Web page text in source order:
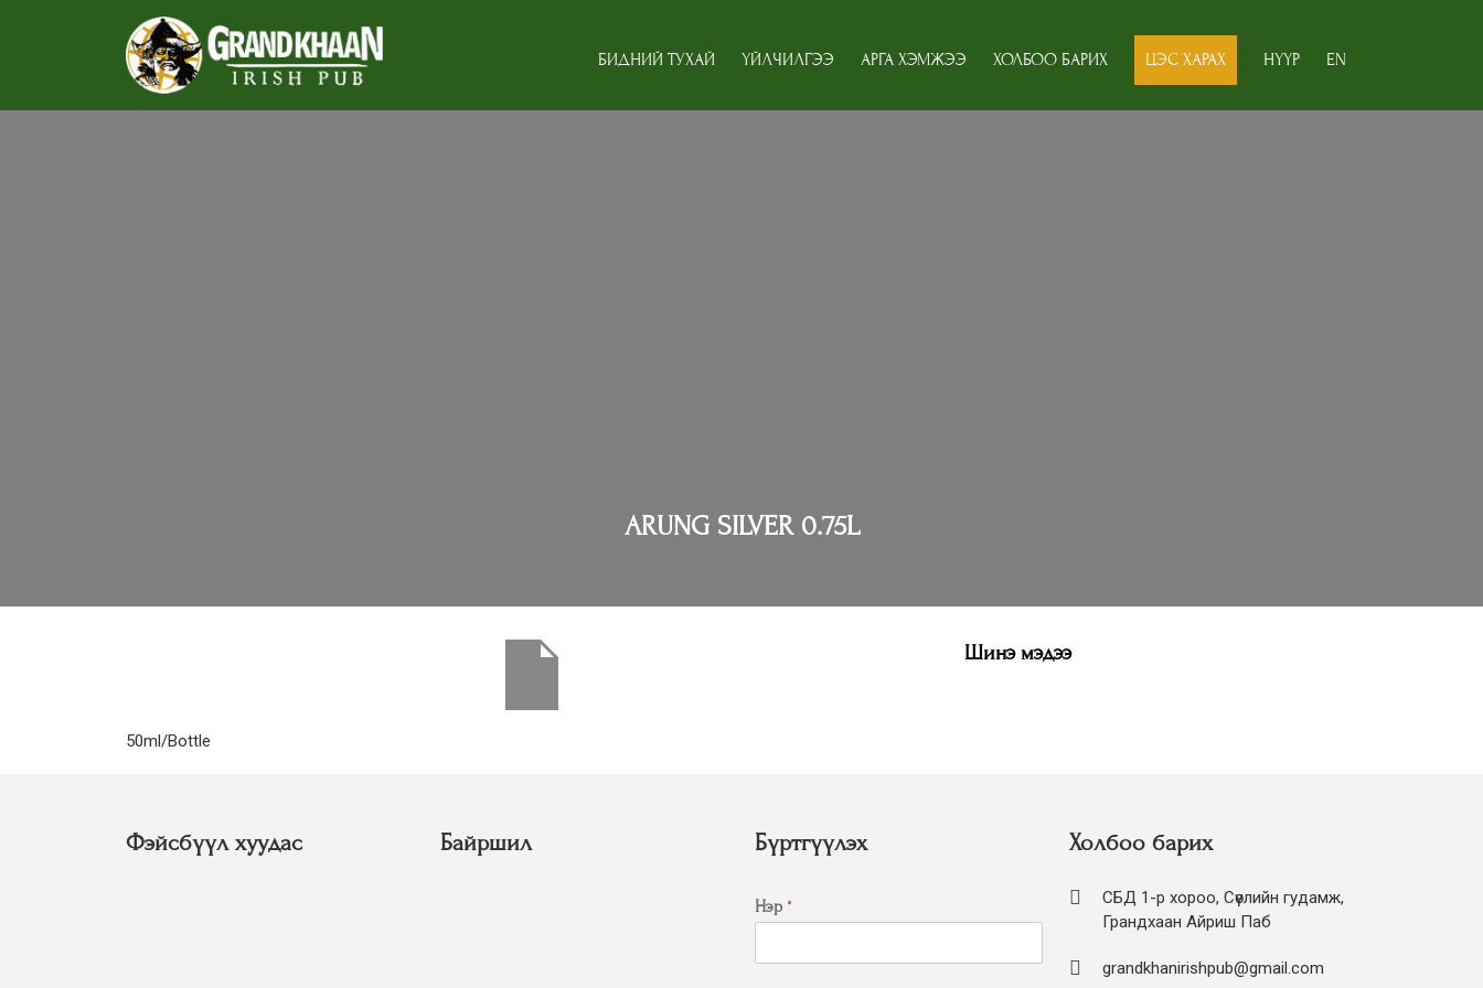
БИДНИЙ ТУХАЙ ҮЙЛЧИЛГЭЭ АРГА ХЭМЖЭЭ ХОЛБОО БАРИХ ЦЭС ХАРАХ НҮҮР EN
ARUNG SILVER 0.75L
50ml/Bottle
Шинэ мэдээ
Фэйсбүүл хуудас Байршил Бүртгүүлэх
Нэр *
Холбоо барих
СБД 1-р хороо, Сөүлийн гудамж,
Грандхаан Айриш Паб
grandkhanirishpub@gmail.com